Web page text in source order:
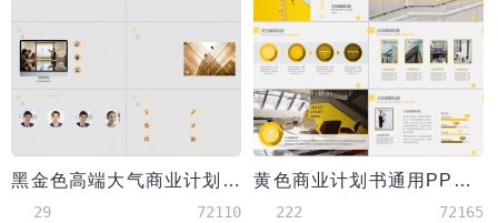
黑金色高端大气商业计划书PPT模板
29 72110
黄色商业计划书通用PPT模板
222 72165